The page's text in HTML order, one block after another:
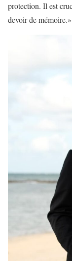
protection. Il est
devoir de mémoire.»